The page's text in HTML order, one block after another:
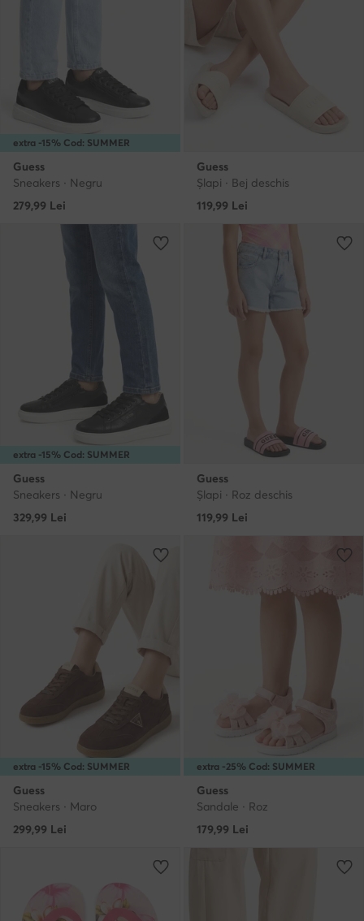
extra -15% Cod: SUMMER
Guess
Sneakers · Negru
279,99 Lei
Guess
Şlapi · Bej deschis
119,99 Lei
extra -15% Cod: SUMMER
Guess
Sneakers · Negru
329,99 Lei
Guess
Şlapi · Roz deschis
119,99 Lei
extra -15% Cod: SUMMER
Guess
Sneakers · Maro
299,99 Lei
extra -25% Cod: SUMMER
Guess
Sandale · Roz
179,99 Lei